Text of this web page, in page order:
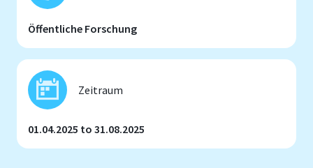
Öffentliche Forschung
Zeitraum
01.04.2025 to 31.08.2025